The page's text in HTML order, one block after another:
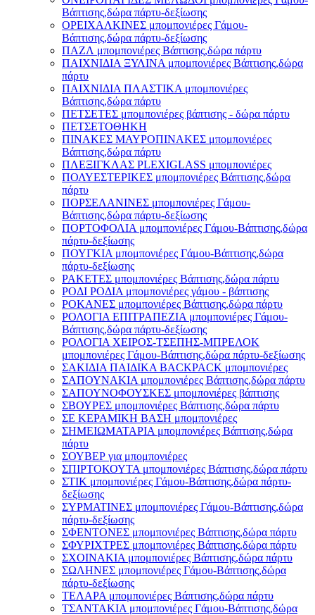
Βάπτισης,δώρα πάρτυ-δεξίωσης
ΟΡΕΙΧΑΛΚΙΝΕΣ μπομπονιέρες Γάμου-
Βάπτισης,δώρα πάρτυ-δεξίωσης
ΠΑΖΛ μπομπονιέρες Βάπτισης,δώρα πάρτυ
ΠΑΙΧΝΙΔΙΑ ΞΥΛΙΝΑ μπομπονιέρες Βάπτισης,δώρα
πάρτυ
ΠΑΙΧΝΙΔΙΑ ΠΛΑΣΤΙΚΑ μπομπονιέρες
Βάπτισης,δώρα πάρτυ
ΠΕΤΣΕΤΕΣ μπομπονιέρες βάπτισης - δώρα πάρτυ
ΠΕΤΣΕΤΟΘΗΚΗ
ΠΙΝΑΚΕΣ ΜΑΥΡΟΠΙΝΑΚΕΣ μπομπονιέρες
Βάπτισης,δώρα πάρτυ
ΠΛΕΞΙΓΚΛΑΣ PLEXIGLASS μπομπονιέρες
ΠΟΛΥΕΣΤΕΡΙΚΕΣ μπομπονιέρες Βάπτισης,δώρα
πάρτυ
ΠΟΡΣΕΛΑΝΙΝΕΣ μπομπονιέρες Γάμου-
Βάπτισης,δώρα πάρτυ-δεξίωσης
ΠΟΡΤΟΦΟΛΙΑ μπομπονιέρες Γάμου-Βάπτισης,δώρα
πάρτυ-δεξίωσης
ΠΟΥΓΚΙΑ μπομπονιέρες Γάμου-Βάπτισης,δώρα
πάρτυ-δεξίωσης
ΡΑΚΕΤΕΣ μπομπονιέρες Βάπτισης,δώρα πάρτυ
ΡΟΔΙ ΡΟΔΙΑ μπομπονιέρες γάμου - βάπτισης
ΡΟΚΑΝΕΣ μπομπονιέρες Βάπτισης,δώρα πάρτυ
ΡΟΛΟΓΙΑ ΕΠΙΤΡΑΠΕΖΙΑ μπομπονιέρες Γάμου-
Βάπτισης,δώρα πάρτυ-δεξίωσης
ΡΟΛΟΓΙΑ ΧΕΙΡΟΣ-ΤΣΕΠΗΣ-ΜΠΡΕΛΟΚ
μπομπονιέρες Γάμου-Βάπτισης,δώρα πάρτυ-δεξίωσης
ΣΑΚΙΔΙΑ ΠΑΙΔΙΚΑ BACKPACK μπομπονιέρες
ΣΑΠΟΥΝΑΚΙΑ μπομπονιέρες Βάπτισης,δώρα πάρτυ
ΣΑΠΟΥΝΟΦΟΥΣΚΕΣ μπομπονιέρες βάπτισης
ΣΒΟΥΡΕΣ μπομπονιέρες Βάπτισης,δώρα πάρτυ
ΣΕ ΚΕΡΑΜΙΚΗ ΒΑΣΗ μπομπονιέρες
ΣΗΜΕΙΩΜΑΤΑΡΙΑ μπομπονιέρες Βάπτισης,δώρα
πάρτυ
ΣΟΥΒΕΡ για μπομπονιέρες
ΣΠΙΡΤΟΚΟΥΤΑ μπομπονιέρες Βάπτισης,δώρα πάρτυ
ΣΤΙΚ μπομπονιέρες Γάμου-Βάπτισης,δώρα πάρτυ-
δεξίωσης
ΣΥΡΜΑΤΙΝΕΣ μπομπονιέρες Γάμου-Βάπτισης,δώρα
πάρτυ-δεξίωσης
ΣΦΕΝΤΟΝΕΣ μπομπονιέρες Βάπτισης,δώρα πάρτυ
ΣΦΥΡΙΧΤΡΕΣ μπομπονιέρες Βάπτισης,δώρα πάρτυ
ΣΧΟΙΝΑΚΙΑ μπομπονιέρες Βάπτισης,δώρα πάρτυ
ΣΩΛΗΝΕΣ μπομπονιέρες Γάμου-Βάπτισης,δώρα
πάρτυ-δεξίωσης
ΤΕΛΑΡΑ μπομπονιέρες Βάπτισης,δώρα πάρτυ
ΤΣΑΝΤΑΚΙΑ μπομπονιέρες Γάμου-Βάπτισης,δώρα